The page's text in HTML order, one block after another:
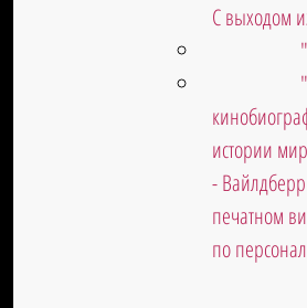
С выходом
истории
-
печатном
по